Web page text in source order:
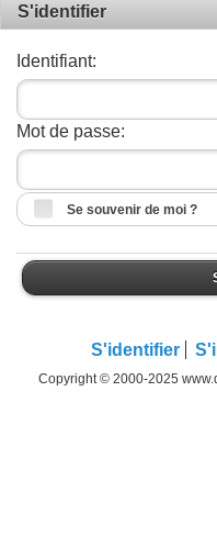
S'identifier
Identifiant:
Mot de passe:
Se souvenir de moi ?
S'identifier
Copyright © 2000-2025